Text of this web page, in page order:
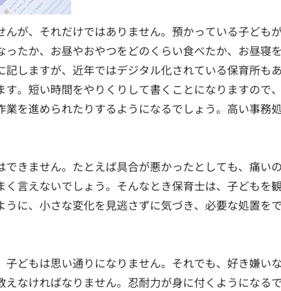
が、それだけではありません。預かっている子ども
たか、お昼やおやつをどのくらい食べたか、お昼寝
しますが、近年ではデジタル化されている保育所も
。短い時間をやりくりして書くことになりますので
を進められたりするようになるでしょう。高い事務
きません。たとえば具合が悪かったとしても、痛い
言えないでしょう。そんなとき保育士は、子どもを
に、小さな変化を見逃さずに気づき、必要な処置を
どもは思い通りになりません。それでも、好き嫌い
なければなりません。忍耐力が身に付くようになる